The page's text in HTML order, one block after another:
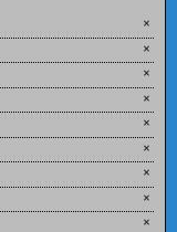
×
×
×
×
×
×
×
×
×